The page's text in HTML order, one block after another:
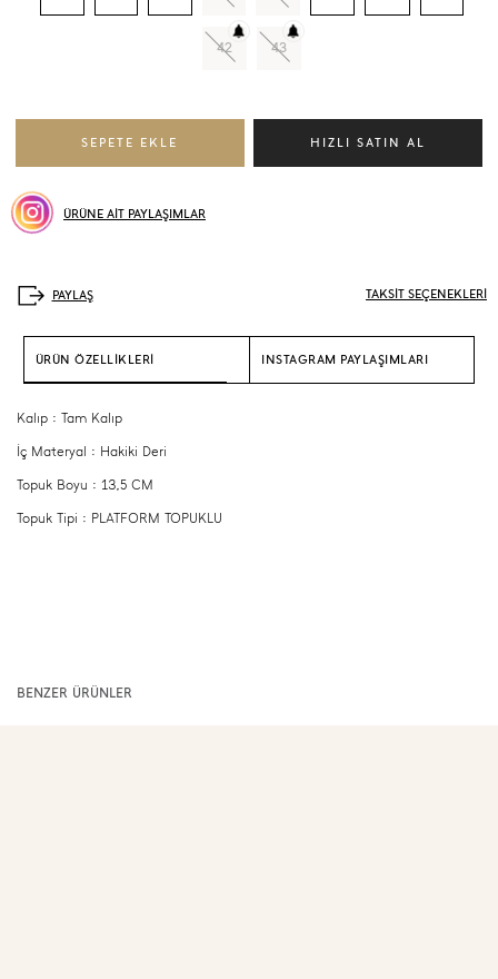
42 43
ÜRÜNE AİT PAYLAŞIMLAR
TAKSİT SEÇENEKLERİ
ÜRÜN ÖZELLİKLERİ INSTAGRAM PAYLAŞIMLARI
Kalıp : Tam Kalıp
İç Materyal : Hakiki Deri
Topuk Boyu : 13,5 CM
Topuk Tipi : PLATFORM TOPUKLU
BENZER ÜRÜNLER